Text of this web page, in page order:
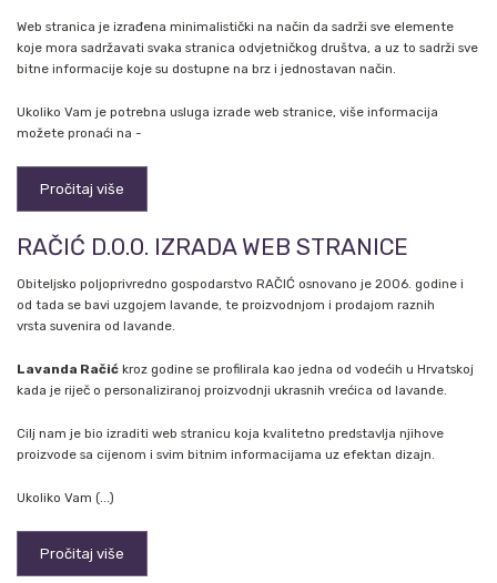
Web stranica je izrađena minimalistički na način da sadrži sve elemente
koje mora sadržavati svaka stranica odvjetničkog društva, a uz to sadrži sve
bitne informacije koje su dostupne na brz i jednostavan način.
Ukoliko Vam je potrebna usluga izrade web stranice, više informacija
možete pronaći na -
Pročitaj više
RAČIĆ D.O.O. IZRADA WEB STRANICE
Obiteljsko poljoprivredno gospodarstvo RAČIĆ osnovano je 2006. godine i
od tada se bavi uzgojem lavande, te proizvodnjom i prodajom raznih
vrsta suvenira od lavande.
Lavanda Račić kroz godine se profilirala kao jedna od vodećih u Hrvatskoj
kada je riječ o personaliziranoj proizvodnji ukrasnih vrećica od lavande.
Cilj nam je bio izraditi web stranicu koja kvalitetno predstavlja njihove
proizvode sa cijenom i svim bitnim informacijama uz efektan dizajn.
Ukoliko Vam (...)
Pročitaj više